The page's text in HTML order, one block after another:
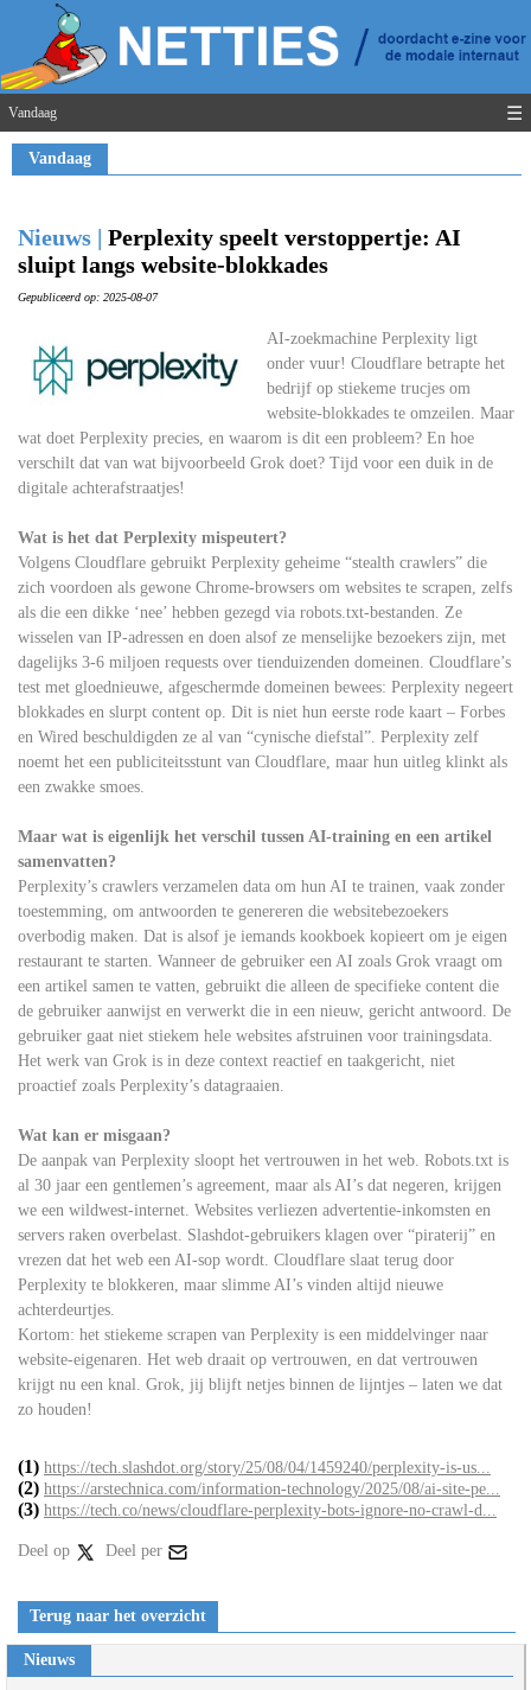
Vandaag ☰
Vandaag
Nieuws | Perplexity speelt verstoppertje: AI
sluipt langs website-blokkades
Gepubliceerd op: 2025-08-07
AI-zoekmachine Perplexity ligt
onder vuur! Cloudflare betrapte het
bedrijf op stiekeme trucjes om
website-blokkades te omzeilen. Maar
wat doet Perplexity precies, en waarom is dit een probleem? En hoe
verschilt dat van wat bijvoorbeeld Grok doet? Tijd voor een duik in de
digitale achterafstraatjes!
Wat is het dat Perplexity mispeutert?
Volgens Cloudflare gebruikt Perplexity geheime “stealth crawlers” die
zich voordoen als gewone Chrome-browsers om websites te scrapen, zelfs
als die een dikke ‘nee’ hebben gezegd via robots.txt-bestanden. Ze
wisselen van IP-adressen en doen alsof ze menselijke bezoekers zijn, met
dagelijks 3-6 miljoen requests over tienduizenden domeinen. Cloudflare’s
test met gloednieuwe, afgeschermde domeinen bewees: Perplexity negeert
blokkades en slurpt content op. Dit is niet hun eerste rode kaart – Forbes
en Wired beschuldigden ze al van “cynische diefstal”. Perplexity zelf
noemt het een publiciteitsstunt van Cloudflare, maar hun uitleg klinkt als
een zwakke smoes.
Maar wat is eigenlijk het verschil tussen AI-training en een artikel
samenvatten?
Perplexity’s crawlers verzamelen data om hun AI te trainen, vaak zonder
toestemming, om antwoorden te genereren die websitebezoekers
overbodig maken. Dat is alsof je iemands kookboek kopieert om je eigen
restaurant te starten. Wanneer de gebruiker een AI zoals Grok vraagt om
een artikel samen te vatten, gebruikt die alleen de specifieke content die
de gebruiker aanwijst en verwerkt die in een nieuw, gericht antwoord. De
gebruiker gaat niet stiekem hele websites afstruinen voor trainingsdata.
Het werk van Grok is in deze context reactief en taakgericht, niet
proactief zoals Perplexity’s datagraaien.
Wat kan er misgaan?
De aanpak van Perplexity sloopt het vertrouwen in het web. Robots.txt is
al 30 jaar een gentlemen’s agreement, maar als AI’s dat negeren, krijgen
we een wildwest-internet. Websites verliezen advertentie-inkomsten en
servers raken overbelast. Slashdot-gebruikers klagen over “piraterij” en
vrezen dat het web een AI-sop wordt. Cloudflare slaat terug door
Perplexity te blokkeren, maar slimme AI’s vinden altijd nieuwe
achterdeurtjes.
Kortom: het stiekeme scrapen van Perplexity is een middelvinger naar
website-eigenaren. Het web draait op vertrouwen, en dat vertrouwen
krijgt nu een knal. Grok, jij blijft netjes binnen de lijntjes – laten we dat
zo houden!
(1) https://tech.slashdot.org/story/25/08/04/1459240/perplexity-is-us...
(2) https://arstechnica.com/information-technology/2025/08/ai-site-pe...
(3) https://tech.co/news/cloudflare-perplexity-bots-ignore-no-crawl-d...
Deel op Deel per
Terug naar het overzicht
Nieuws